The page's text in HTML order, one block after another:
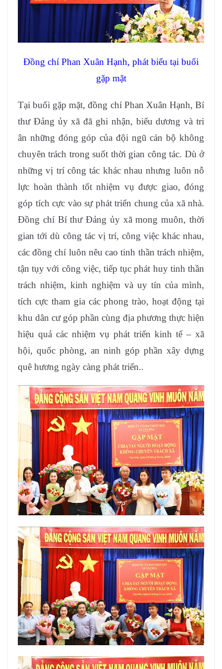
Đồng chí Phan Xuân Hạnh, phát biểu tại buổi
gặp mặt
Tại buổi gặp mặt, đồng chí Phan Xuân Hạnh, Bí
thư Đảng ủy xã đã ghi nhận, biểu dương và tri
ân những đóng góp của đội ngũ cán bộ không
chuyên trách trong suốt thời gian công tác. Dù ở
những vị trí công tác khác nhau nhưng luôn nỗ
lực hoàn thành tốt nhiệm vụ được giao, đóng
góp tích cực vào sự phát triển chung của xã nhà.
Đồng chí Bí thư Đảng ủy xã mong muôn, thời
gian tới dù công tác vị trí, công việc khác nhau,
các đồng chí luôn nêu cao tinh thần trách nhiệm,
tận tụy với công việc, tiếp tục phát huy tinh thần
trách nhiệm, kinh nghiệm và uy tín của mình,
tích cực tham gia các phong trào, hoạt động tại
khu dân cư góp phần cùng địa phương thực hiện
hiệu quả các nhiệm vụ phát triển kinh tế – xã
hội, quốc phòng, an ninh góp phần xây dựng
quê hương ngày càng phát triển..